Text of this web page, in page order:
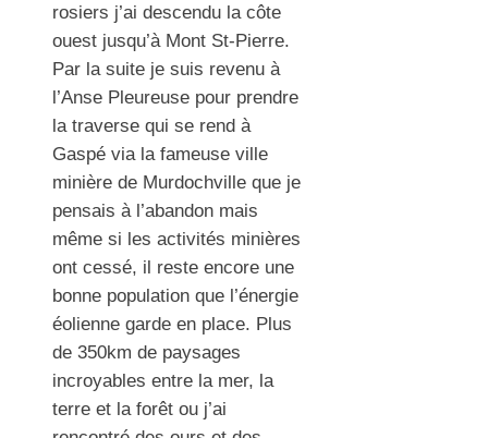
rosiers j’ai descendu la côte
ouest jusqu’à Mont St-Pierre.
Par la suite je suis revenu à
l’Anse Pleureuse pour prendre
la traverse qui se rend à
Gaspé via la fameuse ville
minière de Murdochville que je
pensais à l’abandon mais
même si les activités minières
ont cessé, il reste encore une
bonne population que l’énergie
éolienne garde en place. Plus
de 350km de paysages
incroyables entre la mer, la
terre et la forêt ou j’ai